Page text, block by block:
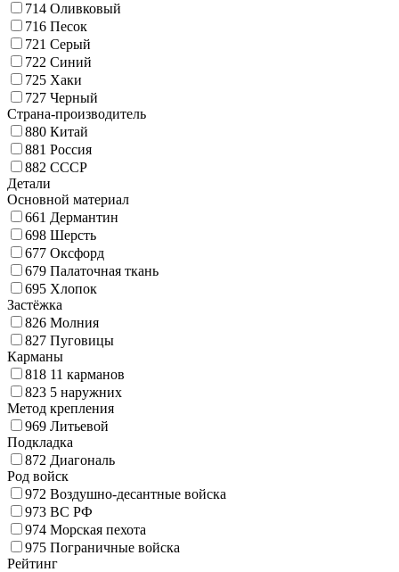
714 Оливковый
716 Песок
721 Серый
722 Синий
725 Хаки
727 Черный
Страна-производитель
880 Китай
881 Россия
882 СССР
Детали
Основной материал
661 Дермантин
698 Шерсть
677 Оксфорд
679 Палаточная ткань
695 Хлопок
Застёжка
826 Молния
827 Пуговицы
Карманы
818 11 карманов
823 5 наружних
Метод крепления
969 Литьевой
Подкладка
872 Диагональ
Род войск
972 Воздушно-десантные войска
973 ВС РФ
974 Морская пехота
975 Пограничные войска
Рейтинг